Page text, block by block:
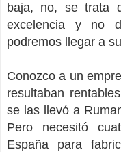
baja, no, se trata
excelencia y no
podremos llegar a
Conozco a un
resultaban
se las llevó a
Pero necesitó
España para